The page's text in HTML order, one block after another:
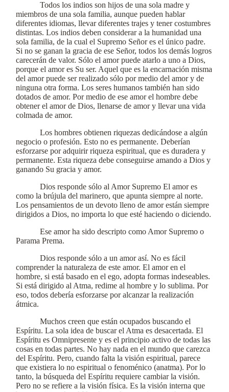
Todos los indios son hijos de una sola madre y
miembros de una sola familia, aunque pueden hablar
diferentes idiomas, llevar diferentes trajes y tener costumbres
distintas. Los indios deben considerar a la humanidad una
sola familia, de la cual el Supremo Señor es el único padre.
Si no se ganan la gracia de ese Señor, todos los demás logros
carecerán de valor. Sólo el amor puede atarlo a uno a Dios,
porque el amor es Su ser. Aquel que es la encarnación misma
del amor puede ser realizado sólo por medio del amor y de
ninguna otra forma. Los seres humanos también han sido
dotados de amor. Por medio de ese amor el hombre debe
obtener el amor de Dios, llenarse de amor y llevar una vida
colmada de amor.
Los hombres obtienen riquezas dedicándose a algún
negocio o profesión. Esto no es permanente. Deberían
esforzarse por adquirir riqueza espiritual, que es duradera y
permanente. Esta riqueza debe conseguirse amando a Dios y
ganando Su gracia y amor.
Dios responde sólo al Amor Supremo El amor es
como la brújula del marinero, que apunta siempre al norte.
Los pensamientos de un devoto lleno de amor están siempre
dirigidos a Dios, no importa lo que esté haciendo o diciendo.
Ese amor ha sido descripto como Amor Supremo o
Parama Prema.
Dios responde sólo a un amor así. No es fácil
comprender la naturaleza de este amor. El amor en el
hombre, si está basado en el ego, adopta formas indeseables.
Si está dirigido al Atma, redime al hombre y lo sublima. Por
eso, todos debería esforzarse por alcanzar la realización
átmica.
Muchos creen que están ocupados buscando el
Espíritu. La sola idea de buscar el Atma es desacertada. El
Espíritu es Omnipresente y es el principio activo de todas las
cosas en todas partes. No hay nada en el mundo que carezca
del Espíritu. Pero, cuando falta la visión espiritual, parece
que existiera lo no espiritual o fenoménico (anatma). Por lo
tanto, la búsqueda del Espíritu requiere cambiar la visión.
Pero no se refiere a la visión física. Es la visión interna que